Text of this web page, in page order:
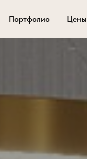
Портфолио Цены